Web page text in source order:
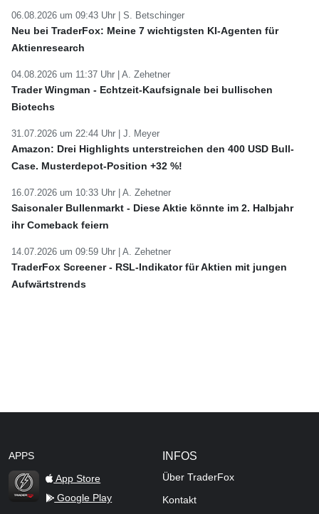
06.08.2026 um 09:43 Uhr | S. Betschinger
Neu bei TraderFox: Meine 7 wichtigsten KI-Agenten für
Aktienresearch
04.08.2026 um 11:37 Uhr | A. Zehetner
Trader Wingman - Echtzeit-Kaufsignale bei bullischen
Biotechs
31.07.2026 um 22:44 Uhr | J. Meyer
Amazon: Drei Highlights unterstreichen den 400 USD Bull-
Case. Musterdepot-Position +32 %!
16.07.2026 um 10:33 Uhr | A. Zehetner
Saisonaler Bullenmarkt - Diese Aktie könnte im 2. Halbjahr
ihr Comeback feiern
14.07.2026 um 09:59 Uhr | A. Zehetner
TraderFox Screener - RSL-Indikator für Aktien mit jungen
Aufwärtstrends
APPS
App Store
Google Play
INFOS
Über TraderFox
Kontakt